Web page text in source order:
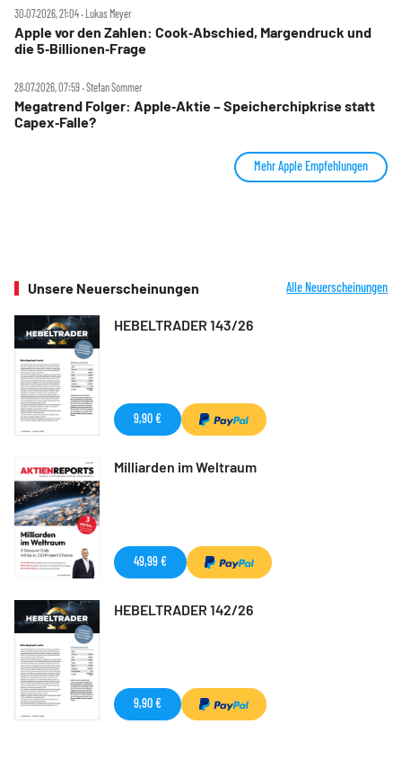
30.07.2026, 21:04 ‧ Lukas Meyer
Apple vor den Zahlen: Cook‑Abschied, Margendruck und
die 5‑Billionen‑Frage
28.07.2026, 07:59 ‧ Stefan Sommer
Megatrend Folger: Apple‑Aktie – Speicherchipkrise statt
Capex‑Falle?
Mehr Apple Empfehlungen
Unsere Neuerscheinungen Alle Neuerscheinungen
HEBELTRADER 143/26
9,90 €
Milliarden im Weltraum
49,99 €
HEBELTRADER 142/26
9,90 €